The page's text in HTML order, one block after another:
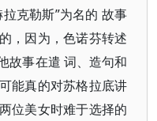
克勒斯”为名的 故事
，因为，色诺芬转述
故事在遣 词、造句和
能真的对苏格拉底讲
位美女时难于选择的